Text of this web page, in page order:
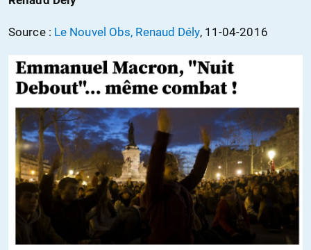
Source : Le Nouvel Obs, Renaud Dély, 11-04-2016